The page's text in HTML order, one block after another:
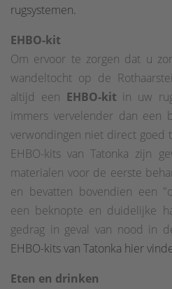
rugsystemen.
EHBO-kit
Om ervoor te zorgen dat u
wandeltocht op de
altijd een EHBO-kit in uw
immers vervelender dan een
verwondingen niet direct goed
EHBO-kits van Tatonka zijn
materialen voor de eerste
en bevatten bovendien een
een beknopte en duidelijke
gedrag in geval van nood in
EHBO-kits van Tatonka hier
Eten en drinken